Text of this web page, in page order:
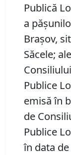
Publică
a
Braşov,
Săcele;
Publice
emisă în
de
Publice
în data